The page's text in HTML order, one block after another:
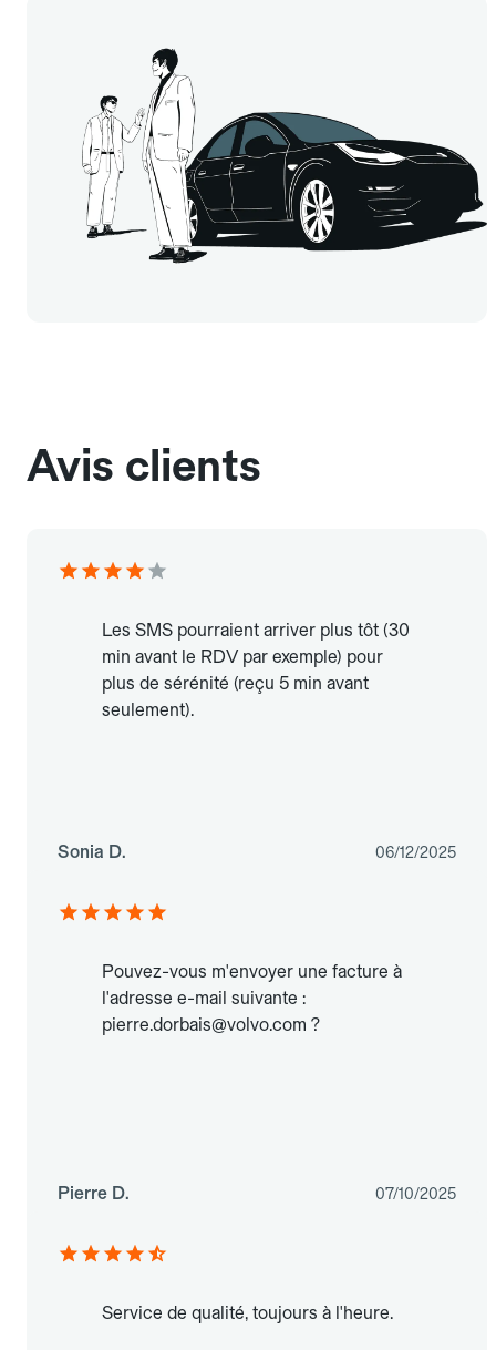
Avis clients
Les SMS pourraient arriver plus tôt (30
min avant le RDV par exemple) pour
plus de sérénité (reçu 5 min avant
seulement).
Sonia D. 06/12/2025
Pouvez-vous m'envoyer une facture à
l'adresse e-mail suivante :
pierre.dorbais@volvo.com ?
Pierre D. 07/10/2025
Service de qualité, toujours à l'heure.